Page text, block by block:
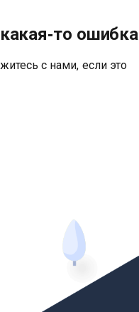
ошибка
с нами, если это